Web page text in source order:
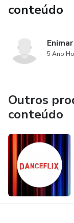
conteúdo
5 Ano
Outros
conteúdo